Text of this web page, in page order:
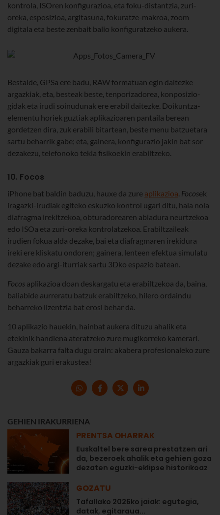
kontrola, ISOren konfigurazioa, eta foku-distantzia, zuri-
oreka, esposizioa, argitasuna, fokuratze-makroa, zoom
digitala eta beste zenbait balio konfiguratzeko aukera.
Bestalde, GPSa ere badu, RAW formatuan egin daitezke
argazkiak, eta, besteak beste, tenporizadorea, konposizio-
gidak eta irudi soinudunak ere erabil daitezke. Doikuntza-
elementu horiek guztiak aplikazioaren pantaila berean
gordetzen dira, zuk erabili bitartean, beste menu batzuetara
sartu beharrik gabe; eta, gainera, konfigurazio jakin bat sor
dezakezu, telefonoko tekla fisikoekin erabiltzeko.
10. Focos
iPhone bat baldin baduzu, hauxe da zure aplikazioa. Focosek
iragazki-irudiak egiteko eskuzko kontrol ugari ditu, hala nola
diafragma irekitzekoa, obturadorearen abiadura neurtzekoa
edo ISOa eta zuri-oreka kontrolatzekoa. Erabiltzaileak
irudien fokua alda dezake, bai eta diafragmaren irekidura
ireki ere kliskatu ondoren; gainera, lenteen efektua simulatu
dezake edo argi-iturriak sartu 3Dko espazio batean.
Focos aplikazioa doan deskargatu eta erabiltzekoa da, baina,
baliabide aurreratu batzuk erabiltzeko, hilero ordaindu
beharreko lizentzia bat erosi behar da.
10 aplikazio hauekin, hainbat aukera dituzu ahalik eta
etekinik handiena ateratzeko zure mugikorreko kamerari.
Gauza bakarra falta dugu orain: akabera profesionaleko zure
argazkiak guri erakustea!
GEHIEN IRAKURRIENA
PRENTSA OHARRAK
Euskaltel bere sarea prestatzen ari
da, bezeroek ahalik eta gehien goza
dezaten eguzki-eklipse historikoaz
GOZATU
Tafallako 2026ko jaiak: egutegia,
datak, egitaraua...